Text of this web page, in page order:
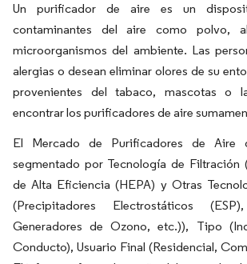
Un purificador de aire es un
contaminantes del aire como polvo,
microorganismos del ambiente. Las
alergias o desean eliminar olores de su
provenientes del tabaco, mascotas o
encontrar los purificadores de aire
El Mercado de Purificadores de Aire
segmentado por Tecnología de Filtración
de Alta Eficiencia (HEPA) y Otras
(Precipitadores Electrostáticos
Generadores de Ozono, etc.)), Tipo
Conducto), Usuario Final (Residencial,